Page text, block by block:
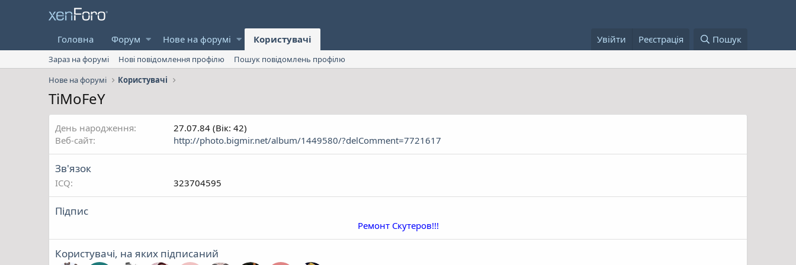
Головна Форум Нове на форумі Користувачі Увійти Реєстрація Пошук
Зараз на форумі Нові повідомлення профілю
Пошук повідомлень профілю
Нове на форумі
Користувачі
TiMoFeY
День народження
27.07.84 (Вік: 42)
Веб-сайт
http://photo.bigmir.net/album/1449580/?delComment=7721617
Зв'язок
ICQ 323704595
Підпис
Ремонт Скутеров!!!
Користувачі, на яких підписаний